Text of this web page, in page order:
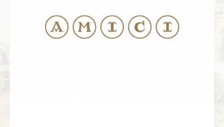
Итальянские вина
Французские вина
Граппа
Водка